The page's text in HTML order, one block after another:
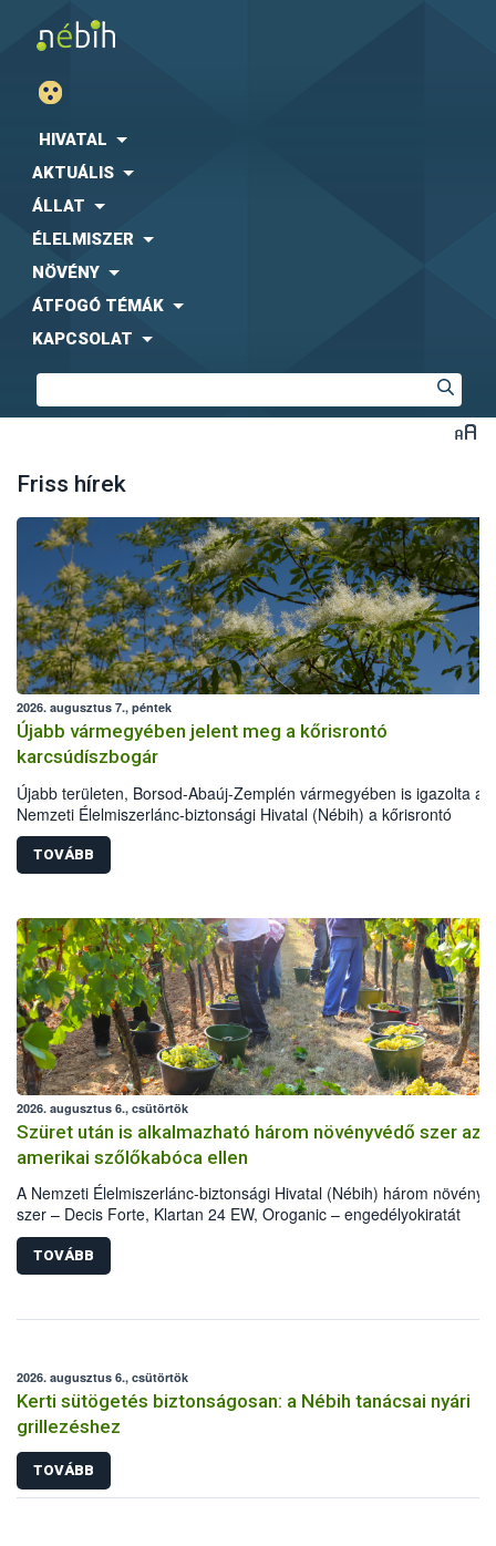
HIVATAL
AKTUÁLIS
ÁLLAT
ÉLELMISZER
NÖVÉNY
ÁTFOGÓ TÉMÁK
KAPCSOLAT
Friss hírek
2026. augusztus 7., péntek
Újabb vármegyében jelent meg a kőrisrontó
karcsúdíszbogár
Újabb területen, Borsod-Abaúj-Zemplén vármegyében is igazolta a
Nemzeti Élelmiszerlánc-biztonsági Hivatal (Nébih) a kőrisrontó
karcsúdíszbogár (Agrilus planipennis) jelenlétét. A kártevőt nem
színcsapdában találták meg, de már fertőzött fában is
növényvédelmi szakemberek folytatják az intenzív felderítést,
megállítása érdekében.
TOVÁBB
2026. augusztus 6., csütörtök
Szüret után is alkalmazható három növényvédő szer az
amerikai szőlőkabóca ellen
A Nemzeti Élelmiszerlánc-biztonsági Hivatal (Nébih) három
szer – Decis Forte, Klartan 24 EW, Oroganic – engedélyokiratát
módosította, így azok a szüretet követően, egészen a
(BBCH 91) stádiumáig felhasználhatóak a szőlőben. A kiterjesztések
célja, hogy a korai érésű szőlőkben is legyen lehetőség a károsító
felhasználók számára is elérhető és ökológiai termesztésben is
TOVÁBB
2026. augusztus 6., csütörtök
Kerti sütögetés biztonságosan: a Nébih tanácsai nyári
grillezéshez
TOVÁBB